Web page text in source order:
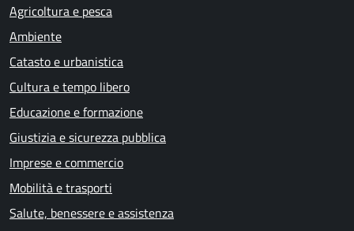
Agricoltura e pesca
Ambiente
Catasto e urbanistica
Cultura e tempo libero
Educazione e formazione
Giustizia e sicurezza pubblica
Imprese e commercio
Mobilità e trasporti
Salute, benessere e assistenza